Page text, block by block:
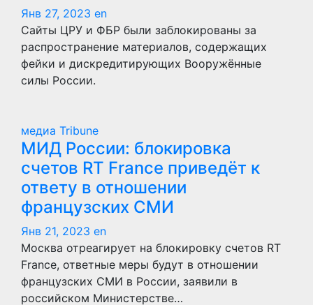
Янв 27, 2023 en
Сайты ЦРУ и ФБР были заблокированы за
распространение материалов, содержащих
фейки и дискредитирующих Вооружённые
силы России.
медиа Tribune
МИД России: блокировка
счетов RT France приведёт к
ответу в отношении
французских СМИ
Янв 21, 2023 en
Москва отреагирует на блокировку счетов RT
France, ответные меры будут в отношении
французских СМИ в России, заявили в
российском Министерстве…